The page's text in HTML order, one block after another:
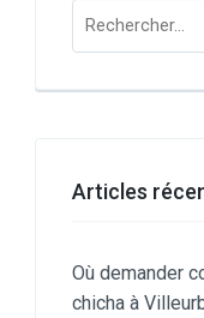
Rechercher :
Articles
Où demander
chicha à